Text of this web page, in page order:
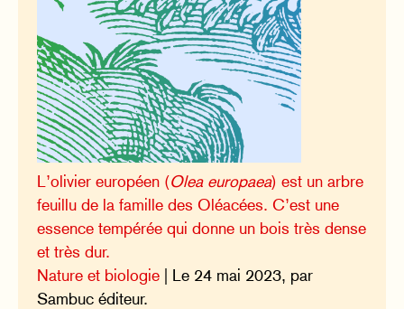
L’olivier européen (Olea europaea) est un arbre
feuillu de la famille des Oléacées. C’est une
essence tempérée qui donne un bois très dense
et très dur.
Nature et biologie | Le 24 mai 2023, par
Sambuc éditeur.